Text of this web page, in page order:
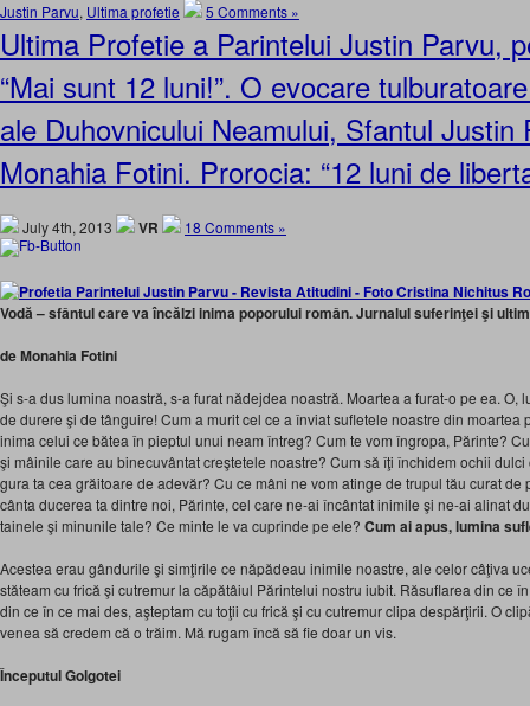
Justin Parvu, Ultima profetie 5 Comments »
Ultima Profetie a Parintelui Justin Parvu,
“Mai sunt 12 luni!”. O evocare
ale Duhovnicului Neamului, Sfantul Justin
Monahia Fotini. Prorocia: “12 luni de
July 4th, 2013 VR 18 Comments »
Vodă – sfântul care va încălzi inima poporului român. Jurnalul suferinţei şi
de Monahia Fotini
Şi s-a dus lumina noastră, s-a furat nădejdea noastră. Moartea a furat-o pe ea. O,
de durere şi de tânguire! Cum a murit cel ce a înviat sufletele noastre din moartea
inima celui ce bătea în pieptul unui neam întreg? Cum te vom îngropa, Părinte?
şi mâinile care au binecuvântat creştetele noastre? Cum să îţi închidem ochii
gura ta cea grăitoare de adevăr? Cu ce mâni ne vom atinge de trupul tău curat de
cânta ducerea ta dintre noi, Părinte, cel care ne-ai încântat inimile şi ne-ai alinat
tainele şi minunile tale? Ce minte le va cuprinde pe ele? Cum ai apus, lumina
Acestea erau gândurile şi simţirile ce năpădeau inimile noastre, ale celor câţiva
stăteam cu frică şi cutremur la căpătâiul Părintelui nostru iubit. Răsuflarea din ce
din ce în ce mai des, aşteptam cu toţii cu frică şi cu cutremur clipa despărţirii. O
venea să credem că o trăim. Mă rugam încă să fie doar un vis.
Începutul Golgotei